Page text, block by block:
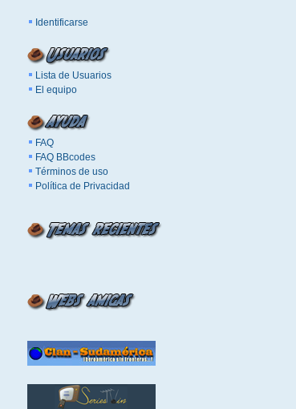
Identificarse
Lista de Usuarios
El equipo
FAQ
FAQ BBcodes
Términos de uso
Política de Privacidad